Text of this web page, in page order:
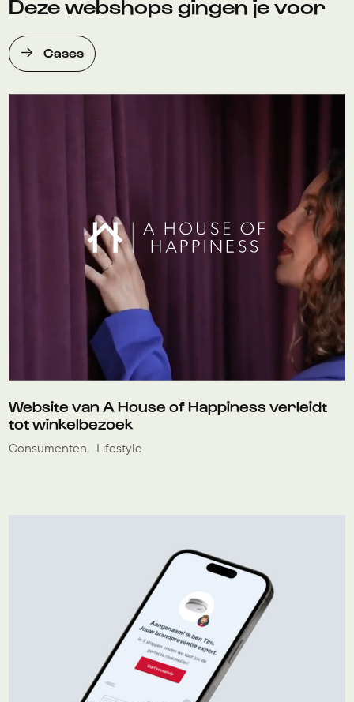
Deze webshops gingen je voor
Cases
Website van A House of Happiness verleidt
tot winkelbezoek
Consumenten Lifestyle